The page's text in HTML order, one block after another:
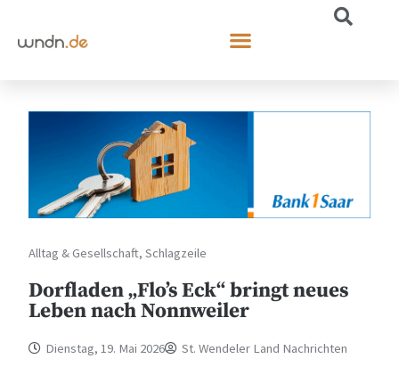
Alltag & Gesellschaft,Schlagzeile
Dorfladen „Flo’s Eck“ bringt neues
Leben nach Nonnweiler
Dienstag, 19. Mai 2026 St. Wendeler Land Nachrichten